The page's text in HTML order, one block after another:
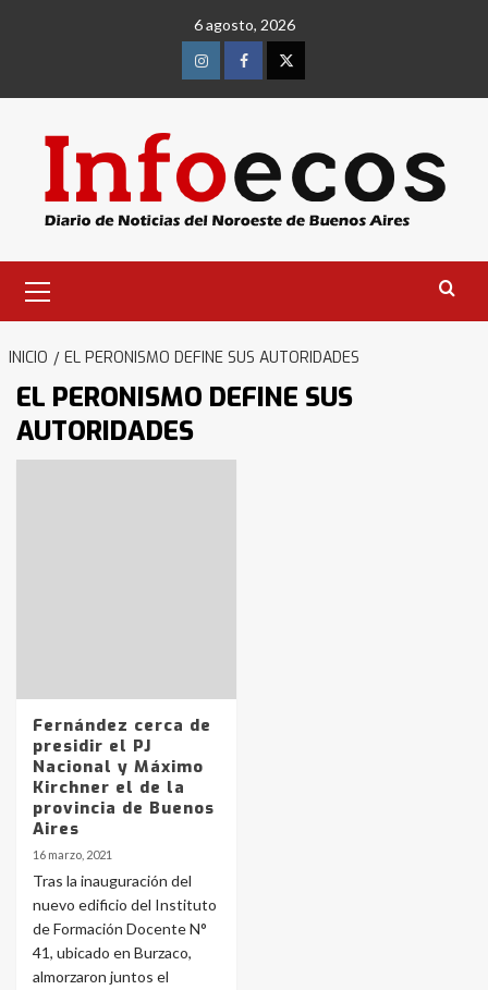
6 agosto, 2026
InstagramFacebookTwitter
primario
INICIO EL PERONISMO DEFINE SUS AUTORIDADES
EL PERONISMO DEFINE SUS
AUTORIDADES
Fernández cerca de
presidir el PJ
Nacional y Máximo
Kirchner el de la
provincia de Buenos
Aires
16 marzo, 2021
Tras la inauguración del
nuevo edificio del Instituto
de Formación Docente N°
41, ubicado en Burzaco,
almorzaron juntos el
4
Accidente en Ruta 5: falleció un
joven de Trenque Lauquen
5
La Bolsa de Cereales de Bahía
Blanca anticipa que Agosto vendrá
con lluvias y heladas, en gran parte